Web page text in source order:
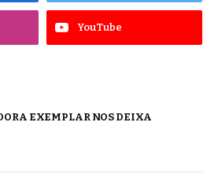
YouTube
EXEMPLAR NOS DEIXA